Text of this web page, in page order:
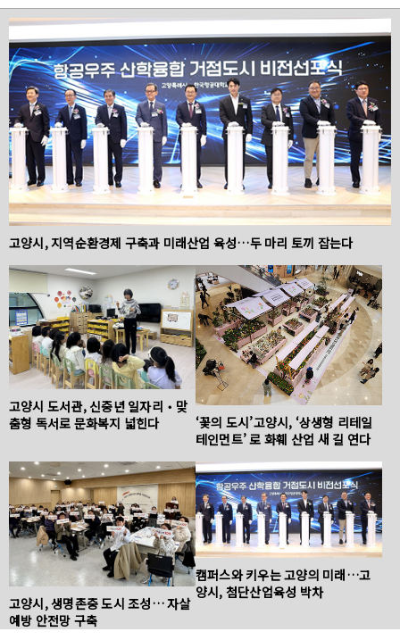
고양시, 지역순환경제 구축과 미래산업 육성…두 마리 토끼 잡는다
고양시 도서관, 신중년 일자리‧맞
춤형 독서로 문화복지 넓힌다
‘꽃의 도시’고양시, ‘상생형 리테일
테인먼트’ 로 화훼 산업 새 길 연다
고양시, 생명존중 도시 조성… 자살
예방 안전망 구축
캠퍼스와 키우는 고양의 미래…고
양시, 첨단산업육성 박차